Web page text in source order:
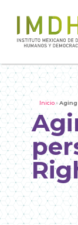
Inicio»